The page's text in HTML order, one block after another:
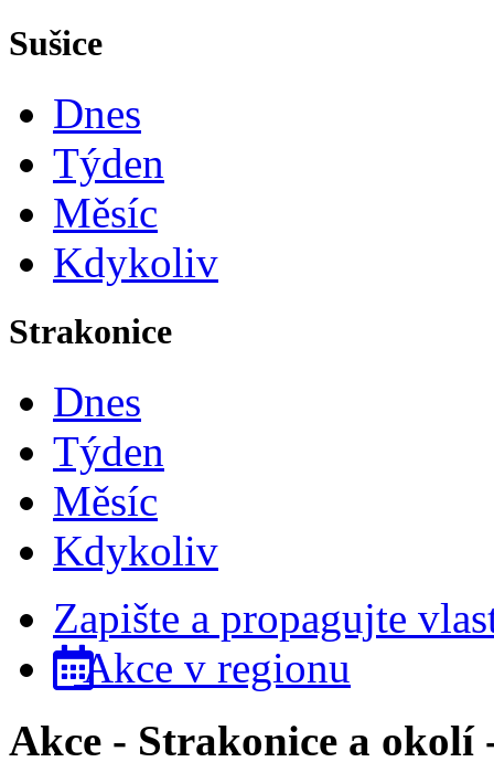
Sušice
Dnes
Týden
Měsíc
Kdykoliv
Strakonice
Dnes
Týden
Měsíc
Kdykoliv
Zapište a propagujte
Akce v regionu
Akce - Strakonice a okolí